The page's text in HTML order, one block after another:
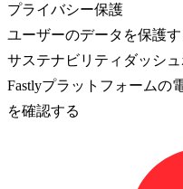
プライバシー保護
ユーザーのデータを保護
サステナビリティダッシュ
Fastlyプラットフォームの
を確認する